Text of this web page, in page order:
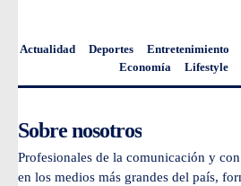
Actualidad Deportes Entretenimiento
Economía
Lifestyle
Sobre nosotros
Profesionales de la comunicación y
en los medios más grandes del país,